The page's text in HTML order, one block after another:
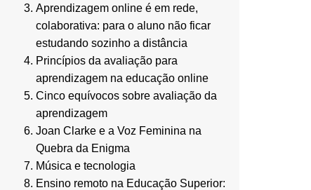
Aprendizagem online é em rede,
colaborativa: para o aluno não ficar
estudando sozinho a distância
Princípios da avaliação para
aprendizagem na educação online
Cinco equívocos sobre avaliação da
aprendizagem
Joan Clarke e a Voz Feminina na
Quebra da Enigma
Música e tecnologia
Ensino remoto na Educação Superior: